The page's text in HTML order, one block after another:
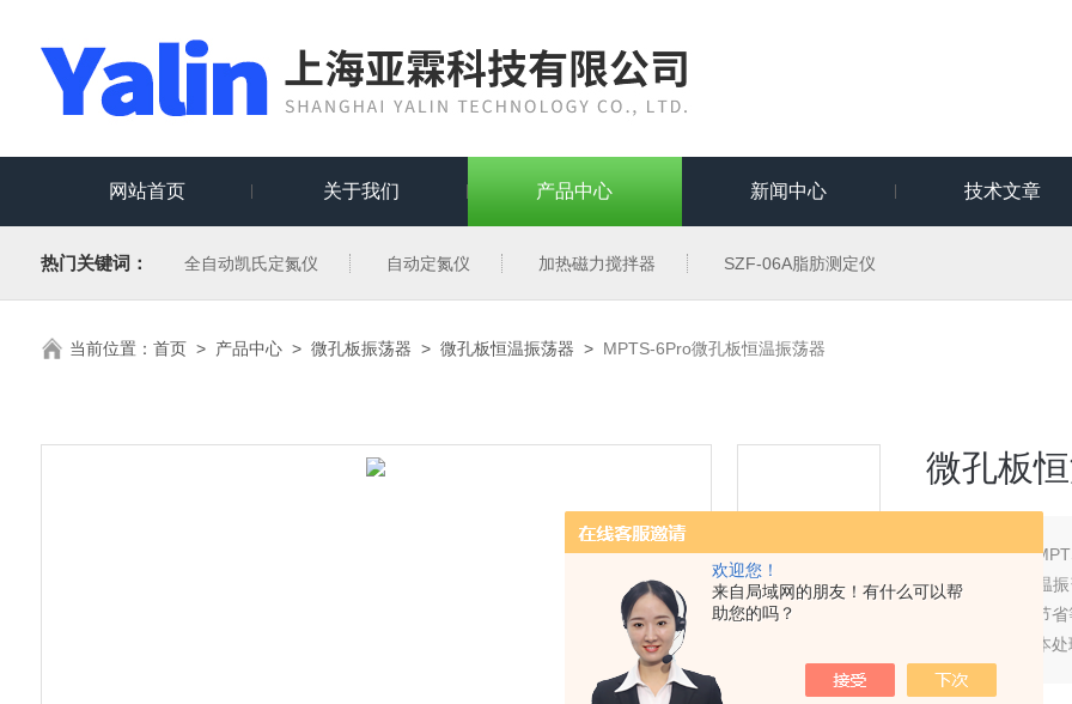
欢迎您！
来自局域网的朋友！有什么可以帮
助您的吗？
网站首页 关于我们 产品中心 新闻中心 技术文章
热门关键词： 全自动凯氏定氮仪 自动定氮仪 加热磁力搅拌器 SZF-06A脂肪测定仪
当前位置： 首页> 产品中心> 微孔板振荡器 > 微孔板恒温振荡器 > MPTS-6Pro微孔板恒温振荡器
微孔板
简要描述：
合的专用恒温
整加热速率节
了多批次样本
化、催化等反